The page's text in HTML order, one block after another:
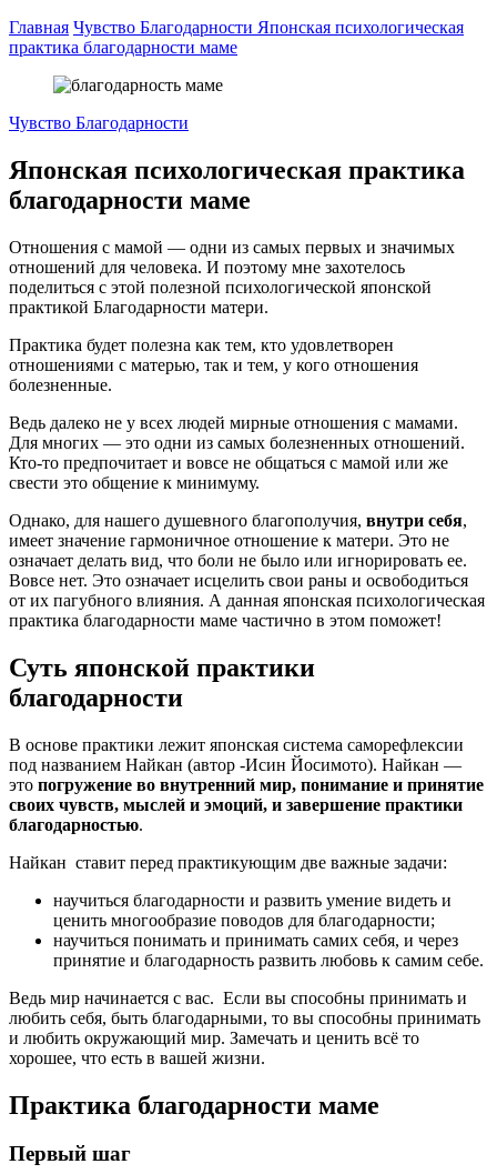
Главная Чувство Благодарности Японская психологическая
практика благодарности маме
Чувство Благодарности
Японская психологическая практика
благодарности маме
Отношения с мамой — одни из самых первых и значимых
отношений для человека. И поэтому мне захотелось
поделиться с этой полезной психологической японской
практикой Благодарности матери.
Практика будет полезна как тем, кто удовлетворен
отношениями с матерью, так и тем, у кого отношения
болезненные.
Ведь далеко не у всех людей мирные отношения с мамами.
Для многих — это одни из самых болезненных отношений.
Кто-то предпочитает и вовсе не общаться с мамой или же
свести это общение к минимуму.
Однако, для нашего душевного благополучия, внутри себя,
имеет значение гармоничное отношение к матери. Это не
означает делать вид, что боли не было или игнорировать ее.
Вовсе нет. Это означает исцелить свои раны и освободиться
от их пагубного влияния. А данная японская психологическая
практика благодарности маме частично в этом поможет!
Суть японской практики
благодарности
В основе практики лежит японская система саморефлексии
под названием Найкан (автор -Исин Йосимото). Найкан —
это погружение во внутренний мир, понимание и принятие
своих чувств, мыслей и эмоций, и завершение практики
благодарностью.
Найкан ставит перед практикующим две важные задачи:
научиться благодарности и развить умение видеть и
ценить многообразие поводов для благодарности;
научиться понимать и принимать самих себя, и через
принятие и благодарность развить любовь к самим себе.
Ведь мир начинается с вас. Если вы способны принимать и
любить себя, быть благодарными, то вы способны принимать
и любить окружающий мир. Замечать и ценить всё то
хорошее, что есть в вашей жизни.
Практика благодарности маме
Первый шаг